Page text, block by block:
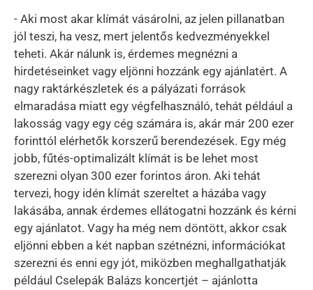
- Aki most akar klímát vásárolni, az jelen pillanatban
jól teszi, ha vesz, mert jelentős kedvezményekkel
teheti. Akár nálunk is, érdemes megnézni a
hirdetéseinket vagy eljönni hozzánk egy ajánlatért. A
nagy raktárkészletek és a pályázati források
elmaradása miatt egy végfelhasználó, tehát például a
lakosság vagy egy cég számára is, akár már 200 ezer
forinttól elérhetők korszerű berendezések. Egy még
jobb, fűtés-optimalizált klímát is be lehet most
szerezni olyan 300 ezer forintos áron. Aki tehát
tervezi, hogy idén klímát szereltet a házába vagy
lakásába, annak érdemes ellátogatni hozzánk és kérni
egy ajánlatot. Vagy ha még nem döntött, akkor csak
eljönni ebben a két napban szétnézni, információkat
szerezni és enni egy jót, miközben meghallgathatják
például Cselepák Balázs koncertjét – ajánlotta